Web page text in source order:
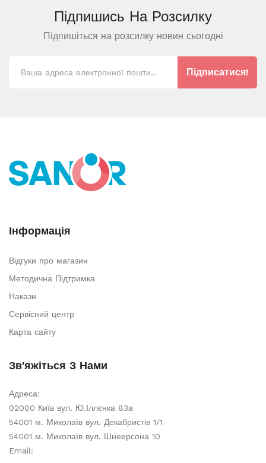
Підпишись На Розсилку
Підпишіться на розсилку новин сьогодні
Підписатися!
Інформація
Відгуки про магазин
Методична Підтримка
Накази
Сервісний центр
Карта сайту
Зв'яжіться З Нами
Адреса:
02000 Київ вул. Ю.Іллєнка 83а
54001 м. Миколаїв вул. Декабристів 1/1
54001 м. Миколаїв вул. Шнеерсона 10
Email: